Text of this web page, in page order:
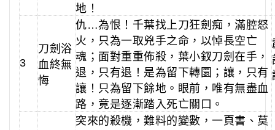
地！
3
刀劍浴
血終無
悔
仇…為恨！千葉找上刀狂劍痴，滿腔怒
火，只為一取兇手之命，以悼長空亡
魂；面對重重佈殺，葉小釵刀劍在手，
退，只有退！是為留下轉圜；讓，只有
讓！只為留下餘地。眼前，唯有無盡血
路，竟是逐漸踏入死亡關口。
突來的殺機，難料的變數，一頁書、莫